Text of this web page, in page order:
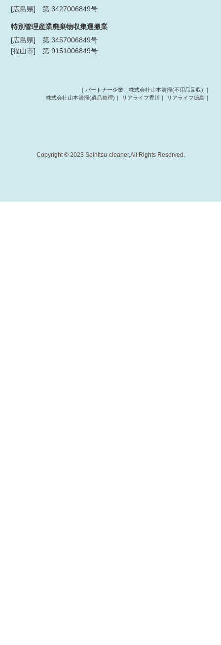
[広島県] 第 3427006849号
特別管理産業廃棄物収集運搬業
[広島県] 第 3457006849号
[福山市] 第 9151006849号
｜パートナー企業｜ 株式会社山本清掃(不用品回収) ｜
株式会社山本清掃(遺品整理) ｜ リアライフ香川 ｜ リアライフ徳島 ｜
Copyright © 2023 Seihitsu-cleaner,All Rights Reserved.